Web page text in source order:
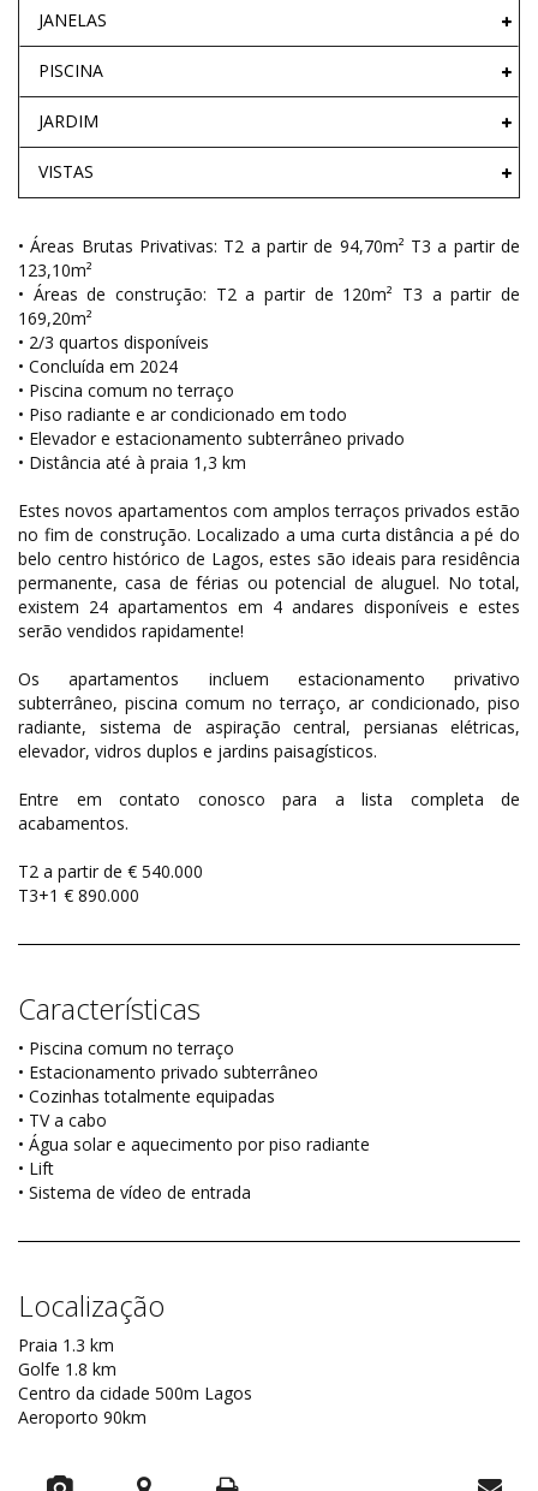
JANELAS
PISCINA
JARDIM
VISTAS
• Áreas Brutas Privativas: T2 a partir de 94,70m² T3 a partir de
123,10m²
• Áreas de construção: T2 a partir de 120m² T3 a partir de
169,20m²
• 2/3 quartos disponíveis
• Concluída em 2024
• Piscina comum no terraço
• Piso radiante e ar condicionado em todo
• Elevador e estacionamento subterrâneo privado
• Distância até à praia 1,3 km
Estes novos apartamentos com amplos terraços privados estão
no fim de construção. Localizado a uma curta distância a pé do
belo centro histórico de Lagos, estes são ideais para residência
permanente, casa de férias ou potencial de aluguel. No total,
existem 24 apartamentos em 4 andares disponíveis e estes
serão vendidos rapidamente!
Os apartamentos incluem estacionamento privativo
subterrâneo, piscina comum no terraço, ar condicionado, piso
radiante, sistema de aspiração central, persianas elétricas,
elevador, vidros duplos e jardins paisagísticos.
Entre em contato conosco para a lista completa de
acabamentos.
T2 a partir de € 540.000
T3+1 € 890.000
Características
• Piscina comum no terraço
• Estacionamento privado subterrâneo
• Cozinhas totalmente equipadas
• TV a cabo
• Água solar e aquecimento por piso radiante
• Lift
• Sistema de vídeo de entrada
Localização
Praia 1.3 km
Golfe 1.8 km
Centro da cidade 500m Lagos
Aeroporto 90km